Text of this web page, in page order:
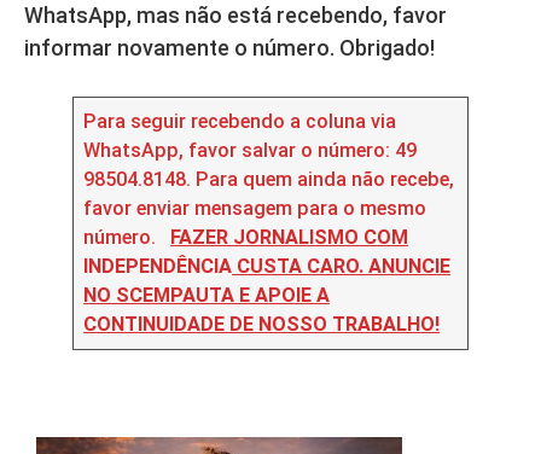
WhatsApp, mas não está recebendo, favor
informar novamente o número. Obrigado!
Para seguir recebendo a coluna via
WhatsApp, favor salvar o número: 49
98504.8148. Para quem ainda não recebe,
favor enviar mensagem para o mesmo
número.
FAZER JORNALISMO COM
INDEPENDÊNCIA CUSTA CARO. ANUNCIE
NO SCEMPAUTA E APOIE A
CONTINUIDADE DE NOSSO TRABALHO!